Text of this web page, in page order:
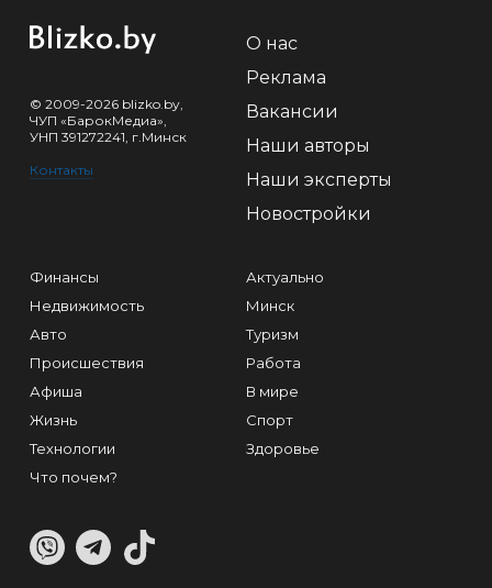
© 2009-2026 blizko.by,
ЧУП «БарокМедиа»,
УНП 391272241, г.Минск
Контакты
О нас
Реклама
Вакансии
Наши авторы
Наши эксперты
Новостройки
Финансы
Недвижимость
Авто
Происшествия
Афиша
Жизнь
Технологии
Что почем?
Актуально
Минск
Туризм
Работа
В мире
Спорт
Здоровье